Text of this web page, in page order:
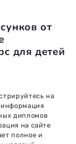
от
для детей
на
дипломов
на сайте
полное и